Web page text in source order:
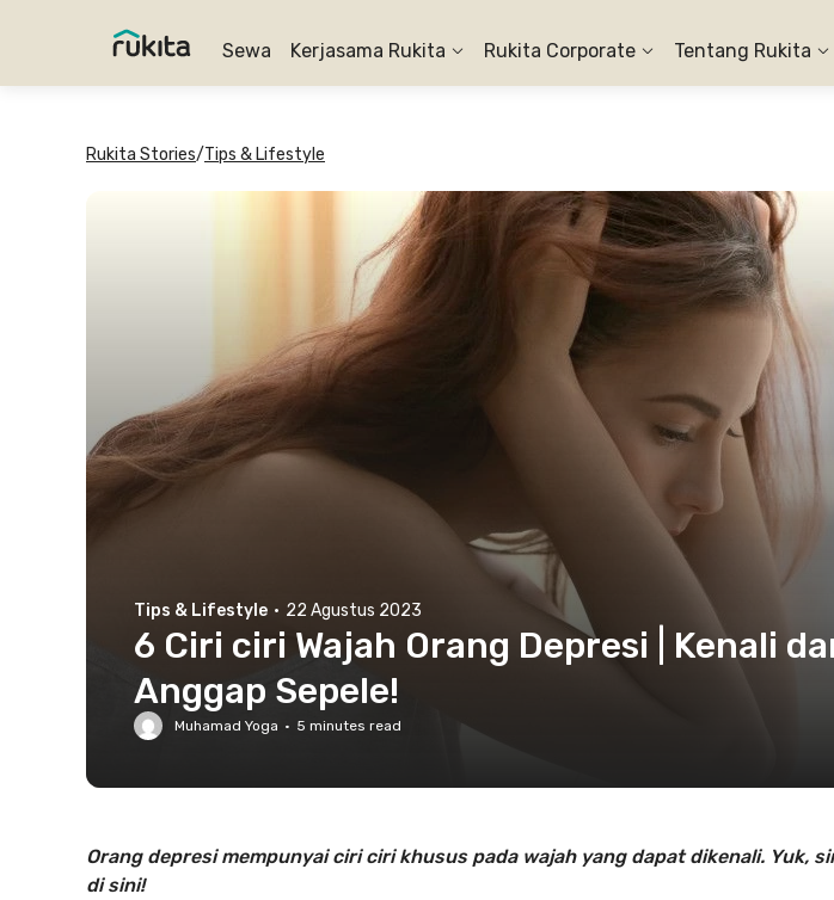
Sewa Kerjasama Rukita Rukita Corporate Tentang Rukita
Rukita Stories/Tips & Lifestyle
Tips & Lifestyle · 22 Agustus 2023
6 Ciri ciri Wajah Orang Depresi | Kenali
Anggap Sepele!
Muhamad Yoga · 5 minutes read
Orang depresi mempunyai ciri ciri khusus pada wajah yang dapat dikenali. Yuk,
di sini!